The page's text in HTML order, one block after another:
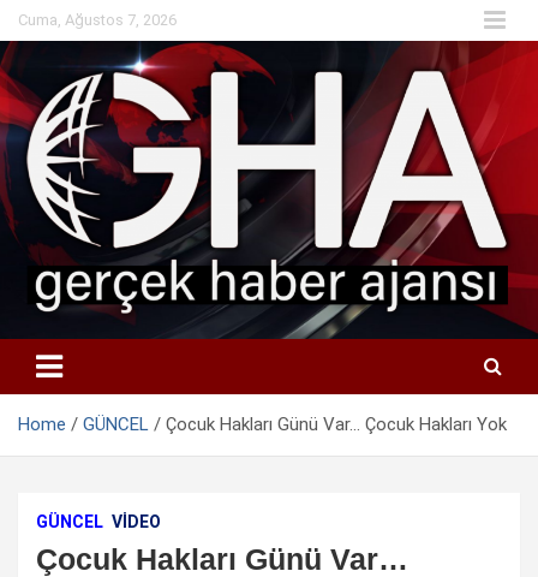
Skip
to
content
Cuma, Ağustos 7, 2026
Home GÜNCEL Çocuk Hakları Günü Var… Çocuk Hakları Yok
GÜNCEL VIDEO
Çocuk Hakları Günü Var…